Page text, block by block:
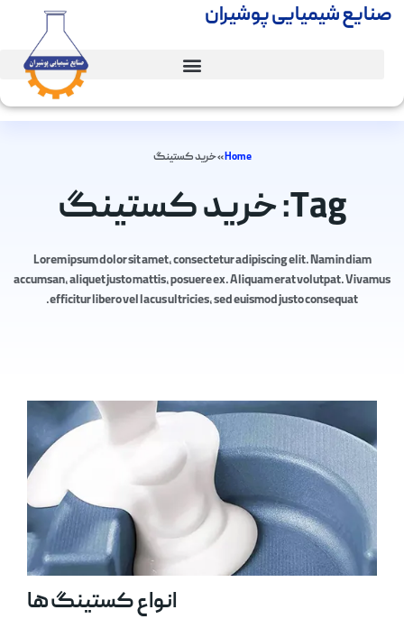
صنایع شیمیایی پوشیران
Home
»خرید کستینگ
Tag: خرید کستینگ
Lorem ipsum dolor sit amet, consectetur adipiscing elit. Nam in diam
accumsan, aliquet justo mattis, posuere ex. Aliquam erat volutpat. Vivamus
efficitur libero vel lacus ultricies, sed euismod justo consequat.
انواع کستینگ ها